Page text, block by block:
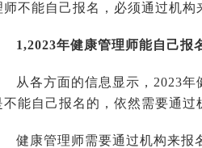
师不能自己报名，必须通过机构
1,2023年健康管理师能自己报
从各方面的信息显示，2023
不能自己报名的，依然需要通过
健康管理师需要通过机构来报